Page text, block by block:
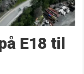
E18 til